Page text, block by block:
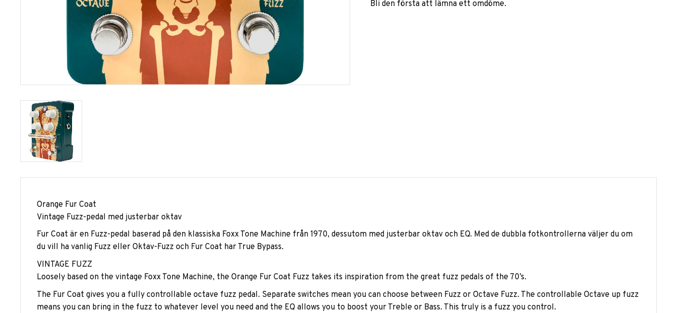
Bli den första att lämna ett omdöme.
Orange Fur Coat
Vintage Fuzz-pedal med justerbar oktav
Fur Coat är en Fuzz-pedal baserad på den klassiska Foxx Tone Machine från 1970, dessutom med justerbar oktav och EQ. Med de dubbla fotkontrollerna väljer du om
du vill ha vanlig Fuzz eller Oktav-Fuzz och Fur Coat har True Bypass.
VINTAGE FUZZ
Loosely based on the vintage Foxx Tone Machine, the Orange Fur Coat Fuzz takes its inspiration from the great fuzz pedals of the 70’s.
The Fur Coat gives you a fully controllable octave fuzz pedal. Separate switches mean you can choose between Fuzz or Octave Fuzz. The controllable Octave up fuzz
means you can bring in the fuzz to whatever level you need and the EQ allows you to boost your Treble or Bass. This truly is a fuzz you control.